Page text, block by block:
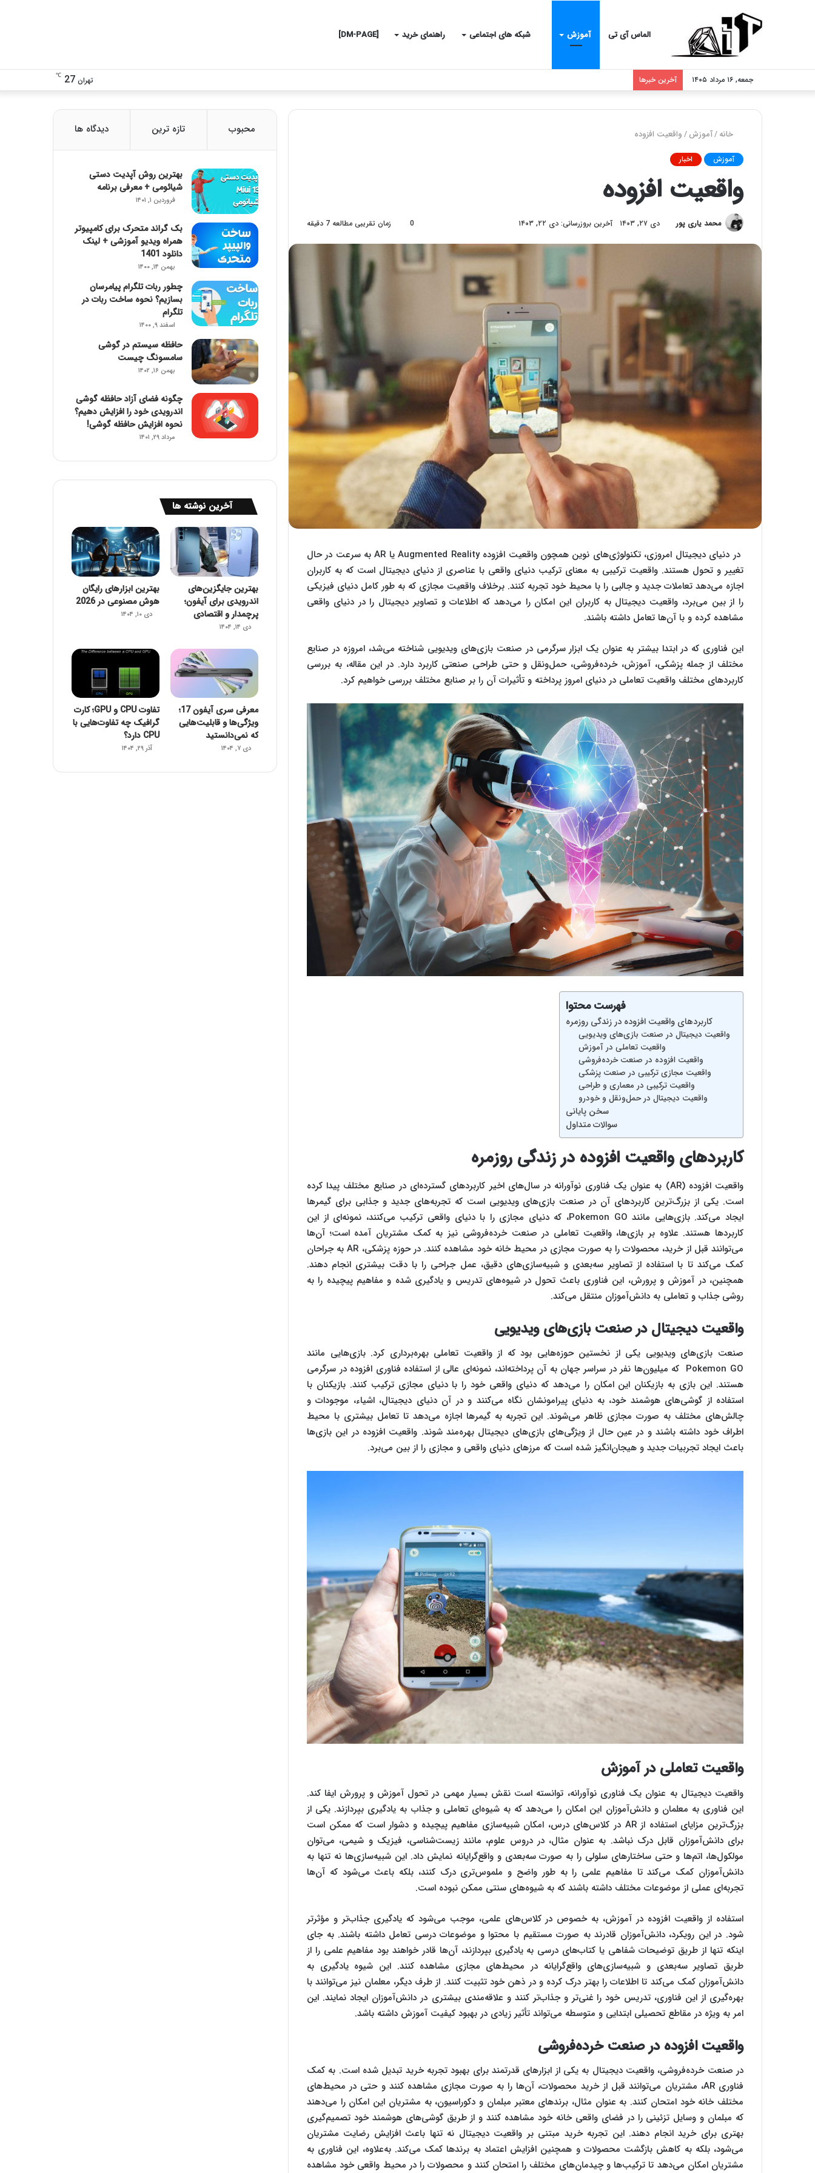
الماس آی تی آموزش شبکه های اجتماعی راهنمای خرید [DM-PAGE]
جمعه, ۱۶ مرداد ۱۴۰۵ آخرین خبرها تهران 27
℃
خانه/آموزش/واقعیت افزوده
آموزش اخبار
واقعیت افزوده
محمد یاری پور دی ۲۷, ۱۴۰۳ آخرین بروزرسانی: دی ۲۲, ۱۴۰۳ 0 زمان تقریبی مطالعه 7 دقیقه
در دنیای دیجیتال امروزی، تکنولوژی‌های نوین همچون واقعیت افزوده Augmented Reality یا AR به سرعت در حال
تغییر و تحول هستند. واقعیت ترکیبی به معنای ترکیب دنیای واقعی با عناصری از دنیای دیجیتال است که به کاربران
اجازه می‌دهد تعاملات جدید و جالبی را با محیط خود تجربه کنند. برخلاف واقعیت مجازی که به طور کامل دنیای فیزیکی
را از بین می‌برد، واقعیت دیجیتال به کاربران این امکان را می‌دهد که اطلاعات و تصاویر دیجیتال را در دنیای واقعی
مشاهده کرده و با آن‌ها تعامل داشته باشند.
این فناوری که در ابتدا بیشتر به عنوان یک ابزار سرگرمی در صنعت بازی‌های ویدیویی شناخته می‌شد، امروزه در صنایع
مختلف از جمله پزشکی، آموزش، خرده‌فروشی، حمل‌ونقل و حتی طراحی صنعتی کاربرد دارد. در این مقاله، به بررسی
کاربردهای مختلف واقعیت تعاملی در دنیای امروز پرداخته و تأثیرات آن را بر صنایع مختلف بررسی خواهیم کرد.
فهرست محتوا
کاربردهای واقعیت افزوده در زندگی روزمره
واقعیت دیجیتال در صنعت بازی‌های ویدیویی
واقعیت تعاملی در آموزش
واقعیت افزوده در صنعت خرده‌فروشی
واقعیت مجازی ترکیبی در صنعت پزشکی
واقعیت ترکیبی در معماری و طراحی
واقعیت دیجیتال در حمل‌ونقل و خودرو
سخن پایانی
سوالات متداول
کاربردهای واقعیت افزوده در زندگی روزمره
واقعیت افزوده (AR) به عنوان یک فناوری نوآورانه در سال‌های اخیر کاربردهای گسترده‌ای در صنایع مختلف پیدا کرده
است. یکی از بزرگ‌ترین کاربردهای آن در صنعت بازی‌های ویدیویی است که تجربه‌های جدید و جذابی برای گیمرها
ایجاد می‌کند. بازی‌هایی مانند Pokemon GO، که دنیای مجازی را با دنیای واقعی ترکیب می‌کنند، نمونه‌ای از این
کاربردها هستند. علاوه بر بازی‌ها، واقعیت تعاملی در صنعت خرده‌فروشی نیز به کمک مشتریان آمده است؛ آن‌ها
می‌توانند قبل از خرید، محصولات را به صورت مجازی در محیط خانه خود مشاهده کنند. در حوزه پزشکی، AR به جراحان
کمک می‌کند تا با استفاده از تصاویر سه‌بعدی و شبیه‌سازی‌های دقیق، عمل جراحی را با دقت بیشتری انجام دهند.
همچنین، در آموزش و پرورش، این فناوری باعث تحول در شیوه‌های تدریس و یادگیری شده و مفاهیم پیچیده را به
روشی جذاب و تعاملی به دانش‌آموزان منتقل می‌کند.
واقعیت دیجیتال در صنعت بازی‌های ویدیویی
صنعت بازی‌های ویدیویی یکی از نخستین حوزه‌هایی بود که از واقعیت تعاملی بهره‌برداری کرد. بازی‌هایی مانند
Pokemon GO که میلیون‌ها نفر در سراسر جهان به آن پرداخته‌اند، نمونه‌ای عالی از استفاده فناوری افزوده در سرگرمی
هستند. این بازی به بازیکنان این امکان را می‌دهد که دنیای واقعی خود را با دنیای مجازی ترکیب کنند. بازیکنان با
استفاده از گوشی‌های هوشمند خود، به دنیای پیرامونشان نگاه می‌کنند و در آن دنیای دیجیتال، اشیاء، موجودات و
چالش‌های مختلف به صورت مجازی ظاهر می‌شوند. این تجربه به گیمرها اجازه می‌دهد تا تعامل بیشتری با محیط
اطراف خود داشته باشند و در عین حال از ویژگی‌های بازی‌های دیجیتال بهره‌مند شوند. واقعیت افزوده در این بازی‌ها
باعث ایجاد تجربیات جدید و هیجان‌انگیز شده است که مرزهای دنیای واقعی و مجازی را از بین می‌برد.
واقعیت تعاملی در آموزش
واقعیت دیجیتال به عنوان یک فناوری نوآورانه، توانسته است نقش بسیار مهمی در تحول آموزش و پرورش ایفا کند.
این فناوری به معلمان و دانش‌آموزان این امکان را می‌دهد که به شیوه‌ای تعاملی و جذاب به یادگیری بپردازند. یکی از
بزرگ‌ترین مزایای استفاده از AR در کلاس‌های درس، امکان شبیه‌سازی مفاهیم پیچیده و دشوار است که ممکن است
برای دانش‌آموزان قابل درک نباشد. به عنوان مثال، در دروس علوم، مانند زیست‌شناسی، فیزیک و شیمی، می‌توان
مولکول‌ها، اتم‌ها و حتی ساختارهای سلولی را به صورت سه‌بعدی و واقع‌گرایانه نمایش داد. این شبیه‌سازی‌ها نه تنها به
دانش‌آموزان کمک می‌کند تا مفاهیم علمی را به طور واضح و ملموس‌تری درک کنند، بلکه باعث می‌شود که آن‌ها
تجربه‌ای عملی از موضوعات مختلف داشته باشند که به شیوه‌های سنتی ممکن نبوده است.
استفاده از واقعیت افزوده در آموزش، به خصوص در کلاس‌های علمی، موجب می‌شود که یادگیری جذاب‌تر و مؤثرتر
شود. در این رویکرد، دانش‌آموزان قادرند به صورت مستقیم با محتوا و موضوعات درسی تعامل داشته باشند. به جای
اینکه تنها از طریق توضیحات شفاهی یا کتاب‌های درسی به یادگیری بپردازند، آن‌ها قادر خواهند بود مفاهیم علمی را از
طریق تصاویر سه‌بعدی و شبیه‌سازی‌های واقع‌گرایانه در محیط‌های مجازی مشاهده کنند. این شیوه یادگیری به
دانش‌آموزان کمک می‌کند تا اطلاعات را بهتر درک کرده و در ذهن خود تثبیت کنند. از طرف دیگر، معلمان نیز می‌توانند با
بهره‌گیری از این فناوری، تدریس خود را غنی‌تر و جذاب‌تر کنند و علاقه‌مندی بیشتری در دانش‌آموزان ایجاد نمایند. این
امر به ویژه در مقاطع تحصیلی ابتدایی و متوسطه می‌تواند تأثیر زیادی در بهبود کیفیت آموزش داشته باشد.
واقعیت افزوده در صنعت خرده‌فروشی
در صنعت خرده‌فروشی، واقعیت دیجیتال به یکی از ابزارهای قدرتمند برای بهبود تجربه خرید تبدیل شده است. به کمک
فناوری AR، مشتریان می‌توانند قبل از خرید محصولات، آن‌ها را به صورت مجازی مشاهده کنند و حتی در محیط‌های
مختلف خانه خود امتحان کنند. به عنوان مثال، برندهای معتبر مبلمان و دکوراسیون، به مشتریان این امکان را می‌دهند
که مبلمان و وسایل تزئینی را در فضای واقعی خانه خود مشاهده کنند و از طریق گوشی‌های هوشمند خود تصمیم‌گیری
بهتری برای خرید انجام دهند. این تجربه خرید مبتنی بر واقعیت دیجیتال نه تنها باعث افزایش رضایت مشتریان
می‌شود، بلکه به کاهش بازگشت محصولات و همچنین افزایش اعتماد به برندها کمک می‌کند. به‌علاوه، این فناوری به
مشتریان امکان می‌دهد تا ترکیب‌ها و چیدمان‌های مختلف را امتحان کنند و محصولات را در محیط واقعی خود مشاهده
محبوب تازه ترین دیدگاه ها
بهترین روش آپدیت دستی
شیائومی + معرفی برنامه
فروردین ۱, ۱۴۰۱
بک گراند متحرک برای کامپیوتر
همراه ویدیو آموزشی + لینک
دانلود 1401
بهمن ۱۴, ۱۴۰۰
چطور ربات تلگرام پیامرسان
بسازیم؟ نحوه ساخت ربات در
تلگرام
اسفند ۹, ۱۴۰۰
حافظه سیستم در گوشی
سامسونگ چیست
بهمن ۱۶, ۱۴۰۲
چگونه فضای آزاد حافظه گوشی
اندرویدی خود را افزایش دهیم؟
نحوه افزایش حافظه گوشی!
مرداد ۲۹, ۱۴۰۱
آخرین نوشته ها
بهترین جایگزین‌های
اندرویدی برای آیفون؛
پرچمدار و اقتصادی
دی ۱۴, ۱۴۰۴
بهترین ابزارهای رایگان
هوش مصنوعی در 2026
دی ۱۰, ۱۴۰۴
معرفی سری آیفون 17؛
ویژگی‌ها و قابلیت‌هایی
که نمی‌دانستید
دی ۷, ۱۴۰۴
تفاوت CPU و GPU؛ کارت
گرافیک چه تفاوت‌هایی با
CPU دارد؟
آذر ۲۹, ۱۴۰۴